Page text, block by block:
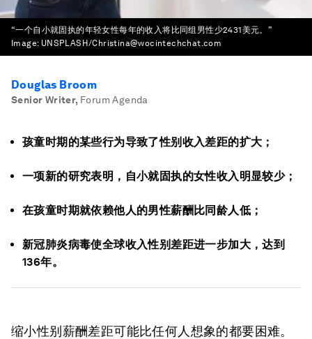
“一个自小就固执的年轻女性每年的收入将比同组男性少2431美元。”
Image: UNSPLASH/Christina@wocintechchat.com
Douglas Broom
Senior Writer, Forum Agenda
孩童时期的某些行为导致了性别收入差距的扩大；
一项新的研究表明，自小就固执的女性收入明显较少；
在孩童时期就依赖他人的男性薪酬比同龄人低；
新冠肺炎病毒使全球收入性别差距进一步加大，达到
136年。
缩小性别薪酬差距可能比任何人想象的都要困难。